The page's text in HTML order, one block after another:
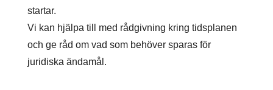
startar.
Vi kan hjälpa till med rådgivning kring tidsplanen
och ge råd om vad som behöver sparas för
juridiska ändamål.